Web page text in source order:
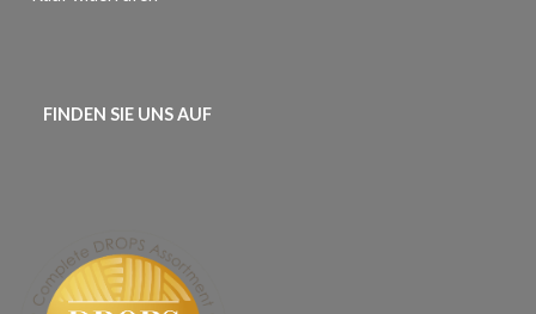
FINDEN SIE UNS AUF